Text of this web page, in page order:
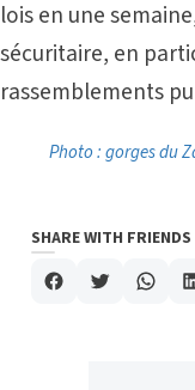
lois en une
sécuritaire, en
rassemblements
Photo : gorges du
SHARE WITH FRIENDS